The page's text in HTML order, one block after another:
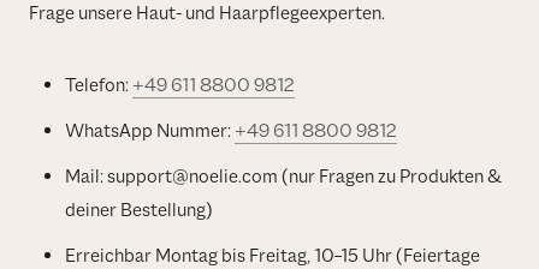
Frage unsere Haut- und Haarpflegeexperten.
Telefon: +49 611 8800 9812
WhatsApp Nummer: +49 611 8800 9812
Mail: support@noelie.com (nur Fragen zu Produkten &
deiner Bestellung)
Erreichbar Montag bis Freitag, 10–15 Uhr (Feiertage